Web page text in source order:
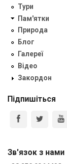
Тури
Пам'ятки
Природа
Блог
Галереї
Відео
Закордон
Підпишіться
Зв'язок з нами